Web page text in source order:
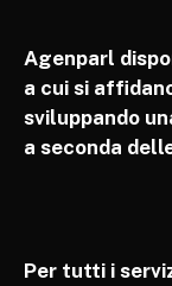
Agenparl
a cui si
sviluppando
a seconda
Per tutti i